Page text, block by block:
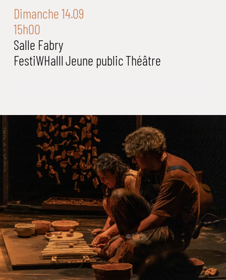
Dimanche 14.09
15h00
Salle Fabry
FestiWHalllJeune publicThéâtre